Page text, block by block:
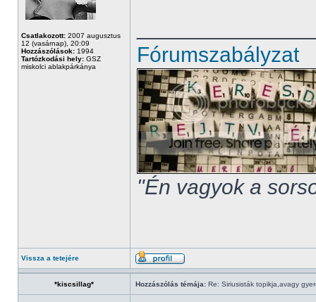
Csatlakozott: 2007 augusztus
12 (vasárnap), 20:09
Hozzászólások: 1994
Tartózkodási hely: GSZ
miskolci ablakpárkánya
Fórumszabályzat
"Én vagyok a
Vissza a tetejére
*kiscsillag* Hozzászólás témája: Re: Siriusisták topikja,avagy